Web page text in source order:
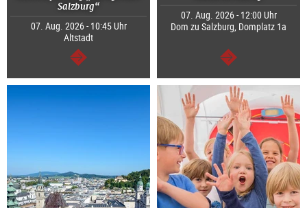
Salzburg“
07. Aug. 2026 - 10:45 Uhr
Altstadt
weiter
07. Aug. 2026 - 12:00 Uhr
Dom zu Salzburg, Domplatz 1a
weiter